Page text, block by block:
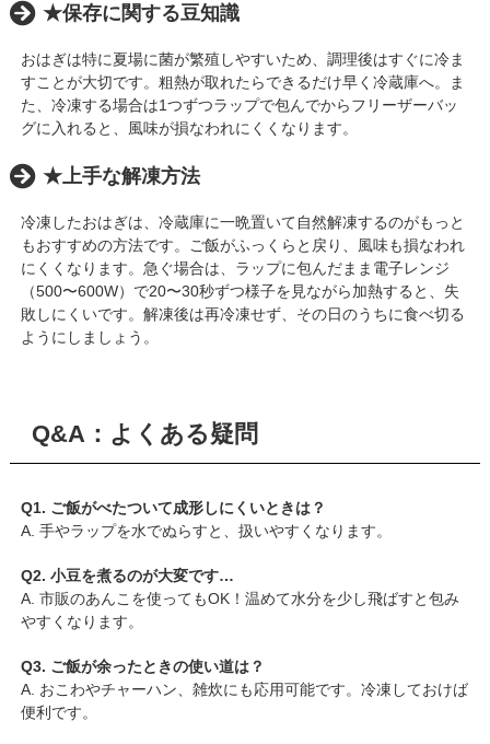
★保存に関する豆知識
おはぎは特に夏場に菌が繁殖しやすいため、調理後はすぐに冷ま
すことが大切です。粗熱が取れたらできるだけ早く冷蔵庫へ。ま
た、冷凍する場合は1つずつラップで包んでからフリーザーバッ
グに入れると、風味が損なわれにくくなります。
★上手な解凍方法
冷凍したおはぎは、冷蔵庫に一晩置いて自然解凍するのがもっと
もおすすめの方法です。ご飯がふっくらと戻り、風味も損なわれ
にくくなります。急ぐ場合は、ラップに包んだまま電子レンジ
（500〜600W）で20〜30秒ずつ様子を見ながら加熱すると、失
敗しにくいです。解凍後は再冷凍せず、その日のうちに食べ切る
ようにしましょう。
Q&A：よくある疑問
Q1. ご飯がべたついて成形しにくいときは？
A. 手やラップを水でぬらすと、扱いやすくなります。
Q2. 小豆を煮るのが大変です…
A. 市販のあんこを使ってもOK！温めて水分を少し飛ばすと包み
やすくなります。
Q3. ご飯が余ったときの使い道は？
A. おこわやチャーハン、雑炊にも応用可能です。冷凍しておけば
便利です。